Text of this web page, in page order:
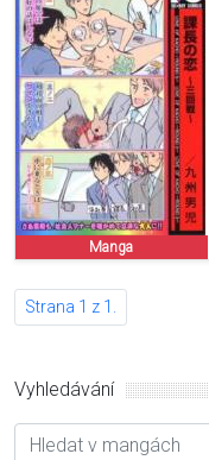
Manga
Strana 1 z 1.
Vyhledávání